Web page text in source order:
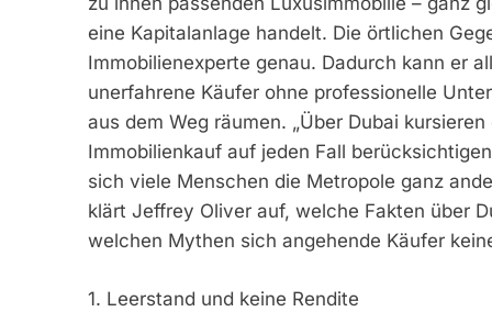
eine Kapitalanlage handelt. Die örtlichen
Immobilienexperte genau. Dadurch kann er
unerfahrene Käufer ohne professionelle
aus dem Weg räumen. „Über Dubai
Immobilienkauf auf jeden Fall
sich viele Menschen die Metropole ganz
klärt Jeffrey Oliver auf, welche Fakten über
welchen Mythen sich angehende Käufer
1. Leerstand und keine Rendite